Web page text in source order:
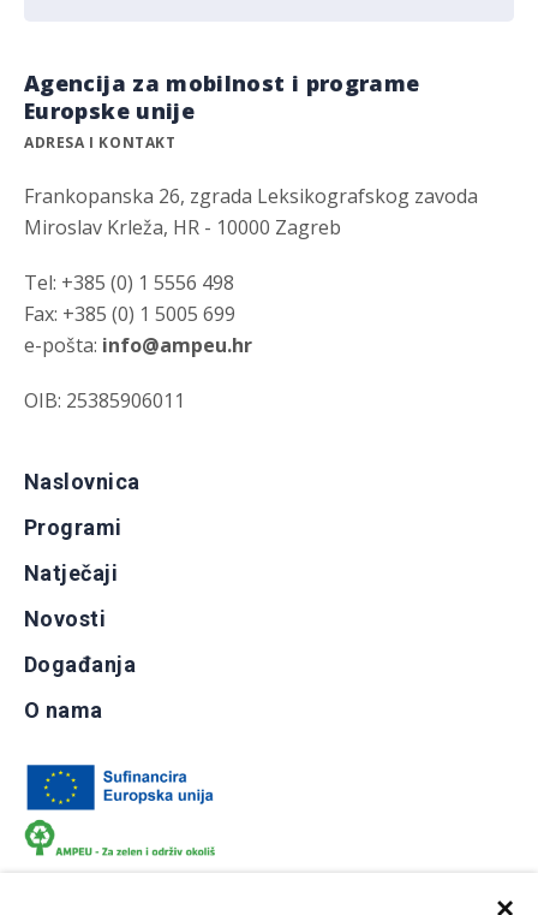
Agencija za mobilnost i programe
Europske unije
ADRESA I KONTAKT
Frankopanska 26, zgrada Leksikografskog zavoda
Miroslav Krleža, HR - 10000 Zagreb
Tel: +385 (0) 1 5556 498
Fax: +385 (0) 1 5005 699
e-pošta: info@ampeu.hr
OIB: 25385906011
Naslovnica
Programi
Natječaji
Novosti
Događanja
O nama